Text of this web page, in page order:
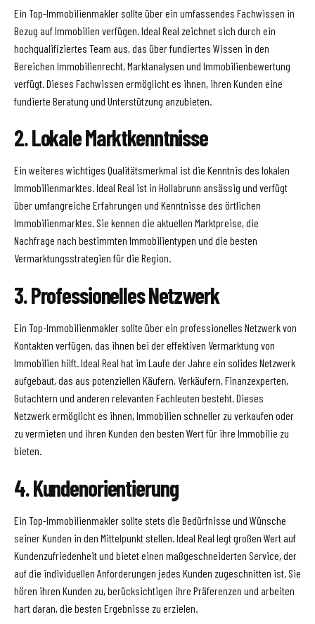
Ein Top-Immobilienmakler sollte über ein umfassendes Fachwissen in
Bezug auf Immobilien verfügen. Ideal Real zeichnet sich durch ein
hochqualifiziertes Team aus, das über fundiertes Wissen in den
Bereichen Immobilienrecht, Marktanalysen und Immobilienbewertung
verfügt. Dieses Fachwissen ermöglicht es ihnen, ihren Kunden eine
fundierte Beratung und Unterstützung anzubieten.
2. Lokale Marktkenntnisse
Ein weiteres wichtiges Qualitätsmerkmal ist die Kenntnis des lokalen
Immobilienmarktes. Ideal Real ist in Hollabrunn ansässig und verfügt
über umfangreiche Erfahrungen und Kenntnisse des örtlichen
Immobilienmarktes. Sie kennen die aktuellen Marktpreise, die
Nachfrage nach bestimmten Immobilientypen und die besten
Vermarktungsstrategien für die Region.
3. Professionelles Netzwerk
Ein Top-Immobilienmakler sollte über ein professionelles Netzwerk von
Kontakten verfügen, das ihnen bei der effektiven Vermarktung von
Immobilien hilft. Ideal Real hat im Laufe der Jahre ein solides Netzwerk
aufgebaut, das aus potenziellen Käufern, Verkäufern, Finanzexperten,
Gutachtern und anderen relevanten Fachleuten besteht. Dieses
Netzwerk ermöglicht es ihnen, Immobilien schneller zu verkaufen oder
zu vermieten und ihren Kunden den besten Wert für ihre Immobilie zu
bieten.
4. Kundenorientierung
Ein Top-Immobilienmakler sollte stets die Bedürfnisse und Wünsche
seiner Kunden in den Mittelpunkt stellen. Ideal Real legt großen Wert auf
Kundenzufriedenheit und bietet einen maßgeschneiderten Service, der
auf die individuellen Anforderungen jedes Kunden zugeschnitten ist. Sie
hören ihren Kunden zu, berücksichtigen ihre Präferenzen und arbeiten
hart daran, die besten Ergebnisse zu erzielen.